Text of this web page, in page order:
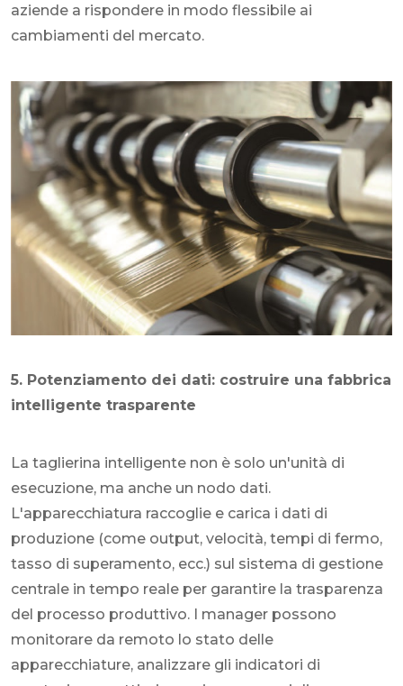
aziende a rispondere in modo flessibile ai
cambiamenti del mercato.
5. Potenziamento dei dati: costruire una fabbrica
intelligente trasparente
La taglierina intelligente non è solo un'unità di
esecuzione, ma anche un nodo dati.
L'apparecchiatura raccoglie e carica i dati di
produzione (come output, velocità, tempi di fermo,
tasso di superamento, ecc.) sul sistema di gestione
centrale in tempo reale per garantire la trasparenza
del processo produttivo. I manager possono
monitorare da remoto lo stato delle
apparecchiature, analizzare gli indicatori di